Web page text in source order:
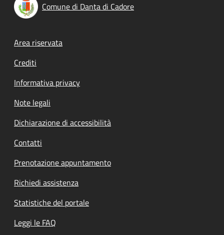
Comune di Danta di Cadore
Footer menu
Area riservata
Crediti
Informativa privacy
Note legali
Dichiarazione di accessibilità
Contatti
Prenotazione appuntamento
Richiedi assistenza
Statistiche del portale
Leggi le FAQ